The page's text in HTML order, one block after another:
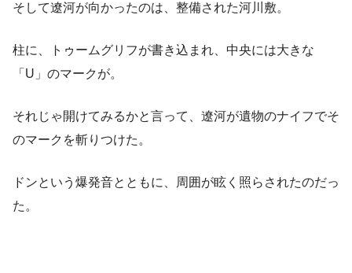
そして遼河が向かったのは、整備された河川敷。
柱に、トゥームグリフが書き込まれ、中央には大きな
「U」のマークが。
それじゃ開けてみるかと言って、遼河が遺物のナイフでそ
のマークを斬りつけた。
ドンという爆発音とともに、周囲が眩く照らされたのだっ
た。